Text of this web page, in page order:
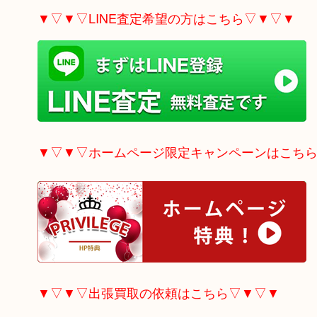
▼▽▼▽LINE査定希望の方はこちら▽▼▽▼
▼▽▼▽ホームページ限定キャンペーンはこ
▼▽▼▽出張買取の依頼はこちら▽▼▽▼